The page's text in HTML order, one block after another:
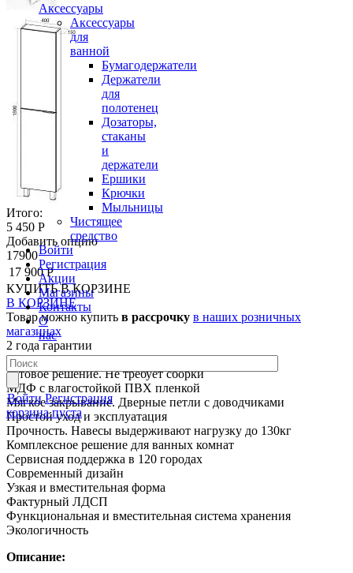
Аксессуары
Аксессуары
для
ванной
Бумагодержатели
Держатели
для
полотенец
Дозаторы,
стаканы
и
держатели
Ершики
Крючки
Мыльницы
Чистящее
средство
Войти
Регистрация
Акции
Магазины
Контакты
О
нас
Войти Регистрация
корзина пуста
Итого:
5 450 Р
Добавить опцию
17900
17 900 Р
КУПИТЬ В КОРЗИНЕ
В КОРЗИНЕ
Товар можно купить в рассрочку в наших розничных
магазинах
2 года гарантии
Влагостойкие материалы
Готовое решение. Не требует сборки
МДФ с влагостойкой ПВХ пленкой
Мягкое закрывание. Дверные петли с доводчиками
Простой уход и эксплуатация
Прочность. Навесы выдерживают нагрузку до 130кг
Комплексное решение для ванных комнат
Сервисная поддержка в 120 городах
Современный дизайн
Узкая и вместительная форма
Фактурный ЛДСП
Функциональная и вместительная система хранения
Экологичность
Описание: